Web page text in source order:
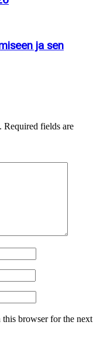
ja sen
Required fields are
this browser for the next